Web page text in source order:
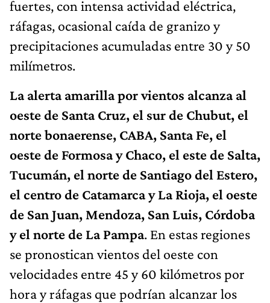
fuertes, con intensa actividad eléctrica,
ráfagas, ocasional caída de granizo y
precipitaciones acumuladas entre 30 y 50
milímetros.
La alerta amarilla por vientos alcanza al
oeste de Santa Cruz, el sur de Chubut, el
norte bonaerense, CABA, Santa Fe, el
oeste de Formosa y Chaco, el este de Salta,
Tucumán, el norte de Santiago del Estero,
el centro de Catamarca y La Rioja, el oeste
de San Juan, Mendoza, San Luis, Córdoba
y el norte de La Pampa. En estas regiones
se pronostican vientos del oeste con
velocidades entre 45 y 60 kilómetros por
hora y ráfagas que podrían alcanzar los